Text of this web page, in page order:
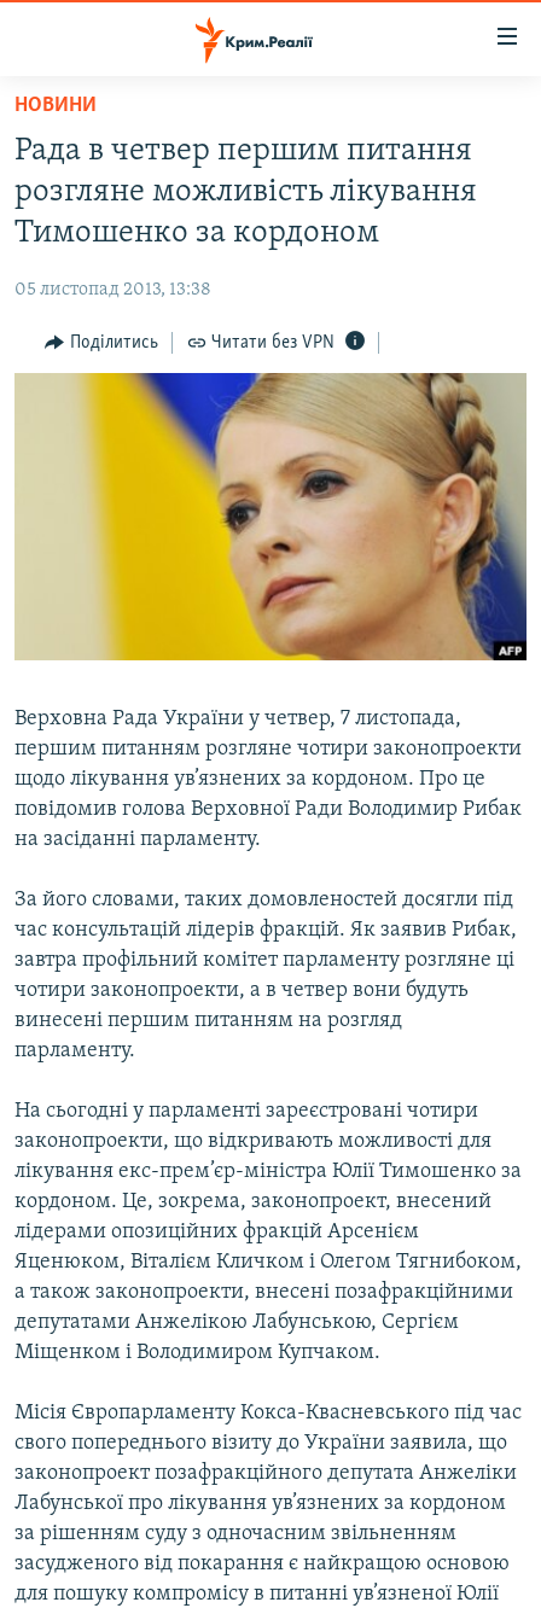
Перейти
основного
матеріалу
Перейти
до
основної
Перейти
до
ВОДА.КРИМ
ВІДЕО ТА ФОТО
БЛОГИ
ПОГЛЯД
ЯК ОБІЙТИ БЛОКУВАННЯ
Усі сайти RFE/RL
НОВИНИ
Рада в четвер першим питання
розгляне можливість лікування
Тимошенко за кордоном
05 листопад 2013, 13:38
Поділитись Читати без VPN
Верховна Рада України у четвер, 7 листопада,
першим питанням розгляне чотири законопроекти
щодо лікування ув’язнених за кордоном. Про це
повідомив голова Верховної Ради Володимир Рибак
на засіданні парламенту.
За його словами, таких домовленостей досягли під
час консультацій лідерів фракцій. Як заявив Рибак,
завтра профільний комітет парламенту розгляне ці
чотири законопроекти, а в четвер вони будуть
винесені першим питанням на розгляд
парламенту.
На сьогодні у парламенті зареєстровані чотири
законопроекти, що відкривають можливості для
лікування екс-прем’єр-міністра Юлії Тимошенко за
кордоном. Це, зокрема, законопроект, внесений
лідерами опозиційних фракцій Арсенієм
Яценюком, Віталієм Кличком і Олегом Тягнибоком,
а також законопроекти, внесені позафракційними
депутатами Анжелікою Лабунською, Сергієм
Міщенком і Володимиром Купчаком.
Місія Європарламенту Кокса-Квасневського під час
свого попереднього візиту до України заявила, що
законопроект позафракційного депутата Анжеліки
Лабунської про лікування ув’язнених за кордоном
за рішенням суду з одночасним звільненням
засудженого від покарання є найкращою основою
для пошуку компромісу в питанні ув’язненої Юлії